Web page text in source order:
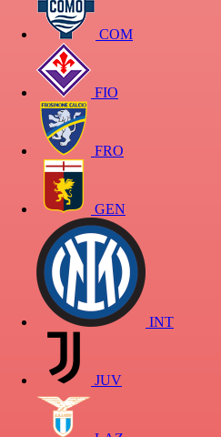
COM
FIO
FRO
GEN
INT
JUV